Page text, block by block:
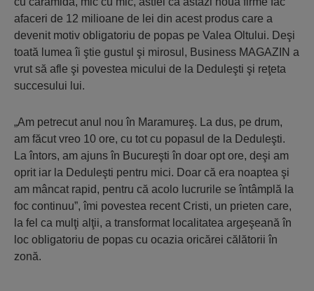
afaceri de 12 milioane de lei din acest produs care a
devenit motiv obligatoriu de popas pe Valea Oltului. Deşi
toată lumea îi ştie gustul şi mirosul, Business MAGAZIN a
vrut să afle şi povestea micului de la Deduleşti şi reţeta
succesului lui.
„Am petrecut anul nou în Maramureş. La dus, pe drum,
am făcut vreo 10 ore, cu tot cu popasul de la Deduleşti.
La întors, am ajuns în Bucureşti în doar opt ore, deşi am
oprit iar la Deduleşti pentru mici. Doar că era noaptea şi
am mâncat rapid, pentru că acolo lucrurile se întâmplă la
foc continuu”, îmi povestea recent Cristi, un prieten care,
la fel ca mulţi alţii, a transformat localitatea argeşeană în
loc obligatoriu de popas cu ocazia oricărei călătorii în
zonă.